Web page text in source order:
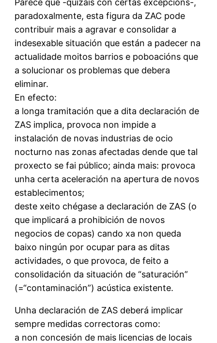
Parece que -quizais con certas excepcións-,
paradoxalmente, esta figura da ZAC pode
contribuir mais a agravar e consolidar a
indesexable situación que están a padecer na
actualidade moitos barrios e poboacións que
a solucionar os problemas que debera
eliminar.
En efecto:
a longa tramitación que a dita declaración de
ZAS implica, provoca non impide a
instalación de novas industrias de ocio
nocturno nas zonas afectadas dende que tal
proxecto se fai público; ainda mais: provoca
unha certa aceleración na apertura de novos
establecimentos;
deste xeito chégase a declaración de ZAS (o
que implicará a prohibición de novos
negocios de copas) cando xa non queda
baixo ningún por ocupar para as ditas
actividades, o que provoca, de feito a
consolidación da situación de “saturación”
(=“contaminación”) acústica existente.
Unha declaración de ZAS deberá implicar
sempre medidas correctoras como:
a non concesión de mais licencias de locais